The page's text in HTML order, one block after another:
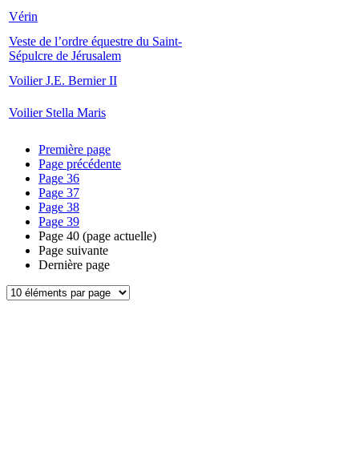
Vérin
Veste de l’ordre équestre du Saint-
Sépulcre de Jérusalem
Voilier J.E. Bernier II
Voilier Stella Maris
Première page
Page précédente
Page 36
Page 37
Page 38
Page 39
Page 40 (page actuelle)
Page suivante
Dernière page